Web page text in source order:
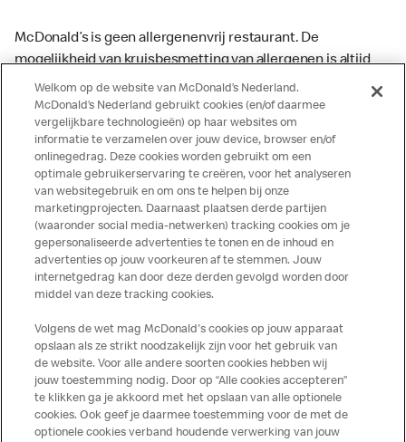
McDonald’s is geen allergenenvrij restaurant. De
mogelijkheid van kruisbesmetting van allergenen is altijd
aanwezig. McDonald’s kan zodoende niet garanderen dat
haar producten geen sporen van allergenen bevatten.
McDonald’s aanvaardt daarom geen aansprakelijkheid
indien een gast als gevolg van het binnenkrijgen van (een
spoor van) een allergeen lichamelijke klachten krijgt. Alle
producten kunnen sporen bevatten van dierlijke
ingrediënten. McDonald’s streeft er naar om de
voedingswaarde- en allergeneninformatie altijd up to date
te houden. De verstrekte informatie is alleen van
toepassing op de in Nederland verkochte producten. Voor
meer informatie over voedingswaarden en allergenen kijk
op de McDonald's website of in de McDonald’s App.
Publicatiefouten voorbehouden.
Over ons
Welkom op de website van McDonald’s Nederland.
McDonald’s Nederland gebruikt cookies (en/of daarmee
vergelijkbare technologieën) op haar websites om
informatie te verzamelen over jouw device, browser en/of
onlinegedrag. Deze cookies worden gebruikt om een
optimale gebruikerservaring te creëren, voor het analyseren
van websitegebruik en om ons te helpen bij onze
marketingprojecten. Daarnaast plaatsen derde partijen
(waaronder social media-netwerken) tracking cookies om je
gepersonaliseerde advertenties te tonen en de inhoud en
advertenties op jouw voorkeuren af te stemmen. Jouw
internetgedrag kan door deze derden gevolgd worden door
middel van deze tracking cookies.
Volgens de wet mag McDonald's cookies op jouw apparaat
opslaan als ze strikt noodzakelijk zijn voor het gebruik van
de website. Voor alle andere soorten cookies hebben wij
jouw toestemming nodig. Door op “Alle cookies accepteren”
te klikken ga je akkoord met het opslaan van alle optionele
cookies. Ook geef je daarmee toestemming voor de met de
optionele cookies verband houdende verwerking van jouw